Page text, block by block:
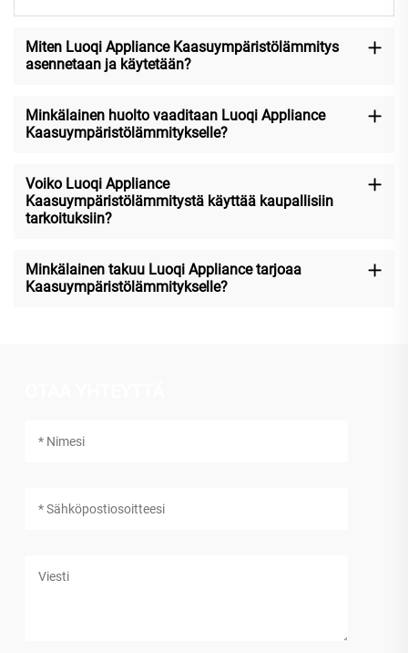
Miten Luoqi Appliance Kaasuympäristölämmitys
asennetaan ja käytetään?
Minkälainen huolto vaaditaan Luoqi Appliance
Kaasuympäristölämmitykselle?
Voiko Luoqi Appliance
Kaasuympäristölämmitystä käyttää kaupallisiin
tarkoituksiin?
Minkälainen takuu Luoqi Appliance tarjoaa
Kaasuympäristölämmitykselle?